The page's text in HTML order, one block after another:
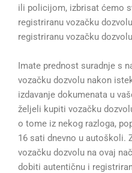
ili policijom, izbrisat ćemo
registriranu vozačku
registriranu vozačku
Imate prednost suradnje s
vozačku dozvolu nakon
izdavanje dokumenata u
željeli kupiti vozačku
o tome iz nekog razloga,
16 sati dnevno u autoškoli.
vozačku dozvolu na ovaj
dobiti autentičnu i